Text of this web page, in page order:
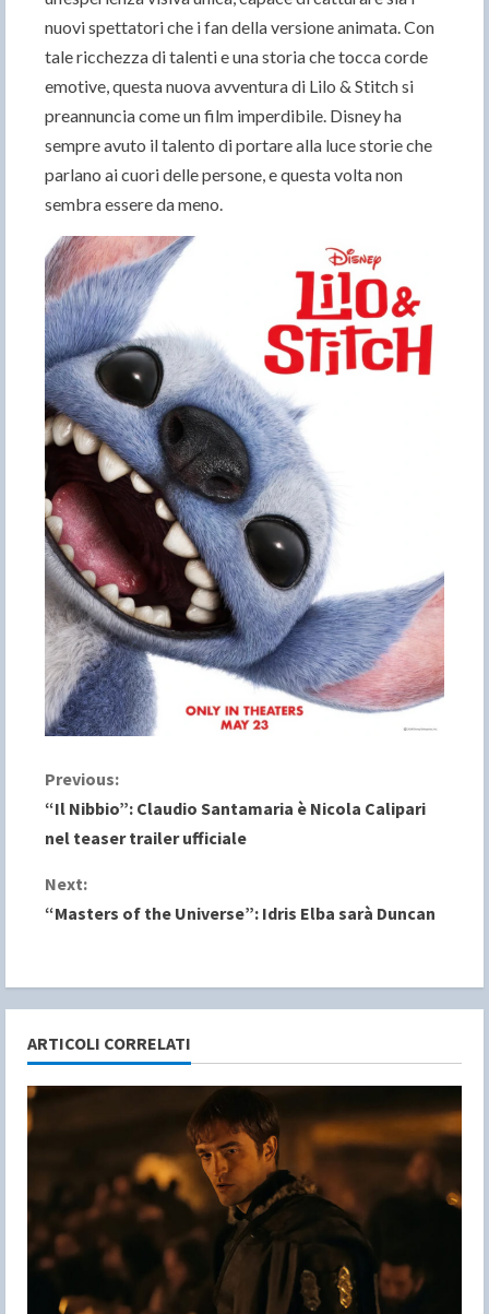
nuovi spettatori che i fan della versione animata. Con
tale ricchezza di talenti e una storia che tocca corde
emotive, questa nuova avventura di Lilo & Stitch si
preannuncia come un film imperdibile. Disney ha
sempre avuto il talento di portare alla luce storie che
parlano ai cuori delle persone, e questa volta non
sembra essere da meno.
C
o
n
t
n
u
e
e
a
d
Previous:
“Il Nibbio”: Claudio Santamaria è Nicola Calipari
nel teaser trailer ufficiale
Next:
“Masters of the Universe”: Idris Elba sarà Duncan
ARTICOLI CORRELATI